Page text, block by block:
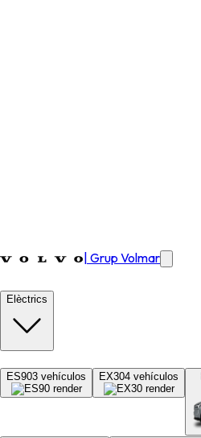
Grup Volmar
Elèctrics
ES903 vehículos EX304 vehículos